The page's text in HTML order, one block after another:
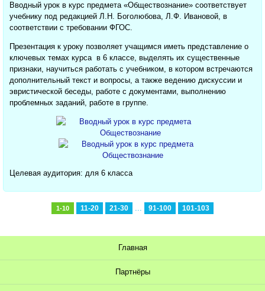
Вводный урок в курс предмета «Обществознание» соответствует
учебнику под редакцией Л.Н. Боголюбова, Л.Ф. Ивановой, в
соответствии с требовании ФГОС.
Презентация к уроку позволяет учащимся иметь представление о
ключевых темах курса в 6 классе, выделять их существенные
признаки, научиться работать с учебником, в котором встречаются
дополнительный текст и вопросы, а также ведению дискуссии и
эвристической беседы, работе с документами, выполнению
проблемных заданий, работе в группе.
Целевая аудитория: для 6 класса
1-10 11-20 21-30 ... 91-100 101-103
Главная
Партнёры